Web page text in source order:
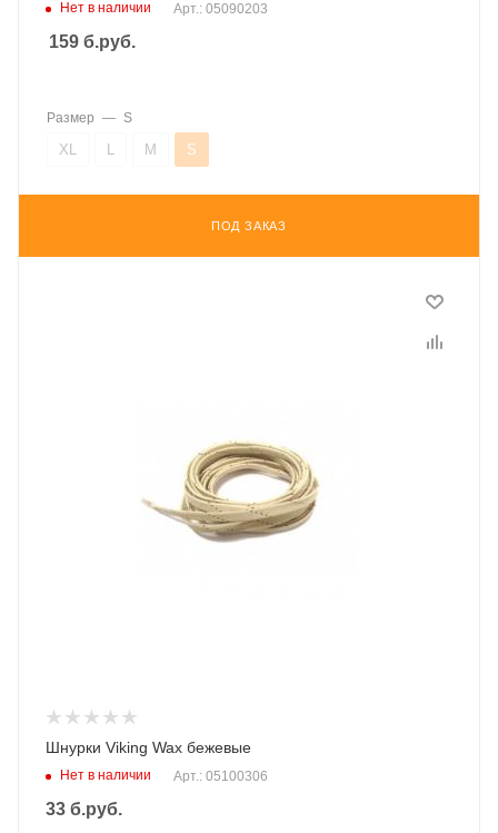
Нет в наличии Арт.: 05090203
159 б.руб.
ПОД ЗАКАЗ
Размер — S
XL L M S
Шнурки Viking Wax бежевые
Нет в наличии Арт.: 05100306
33 б.руб.